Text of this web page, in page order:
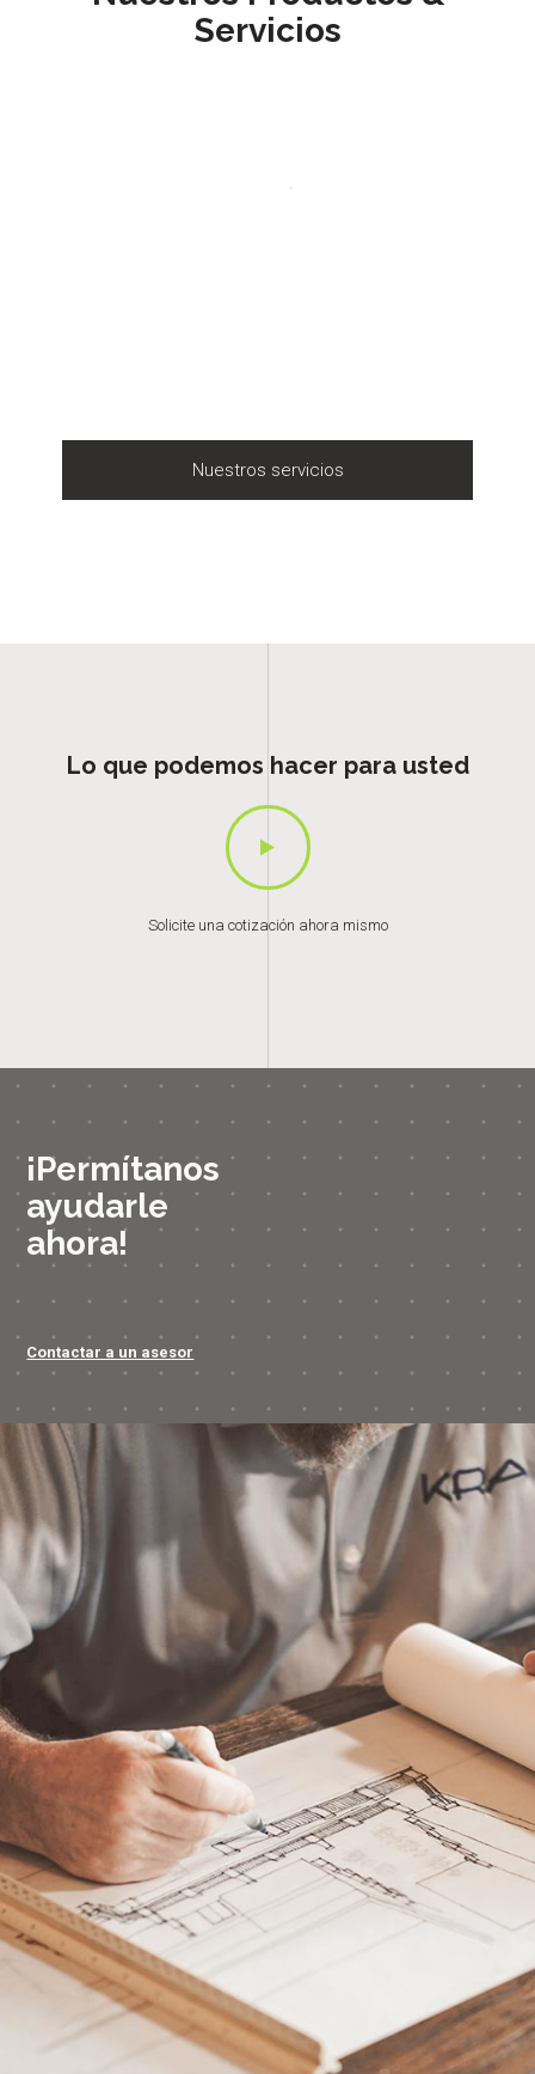
Servicios
Nuestros servicios
Lo que podemos hacer para usted
Solicite una cotización ahora mismo
¡Permítanos
ayudarle
ahora!
Contactar a un asesor